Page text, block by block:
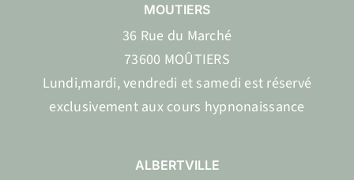
MOUTIERS
36 Rue du Marché
73600 MOÛTIERS
Lundi,mardi, vendredi et samedi est réservé
exclusivement aux cours hypnonaissance
ALBERTVILLE